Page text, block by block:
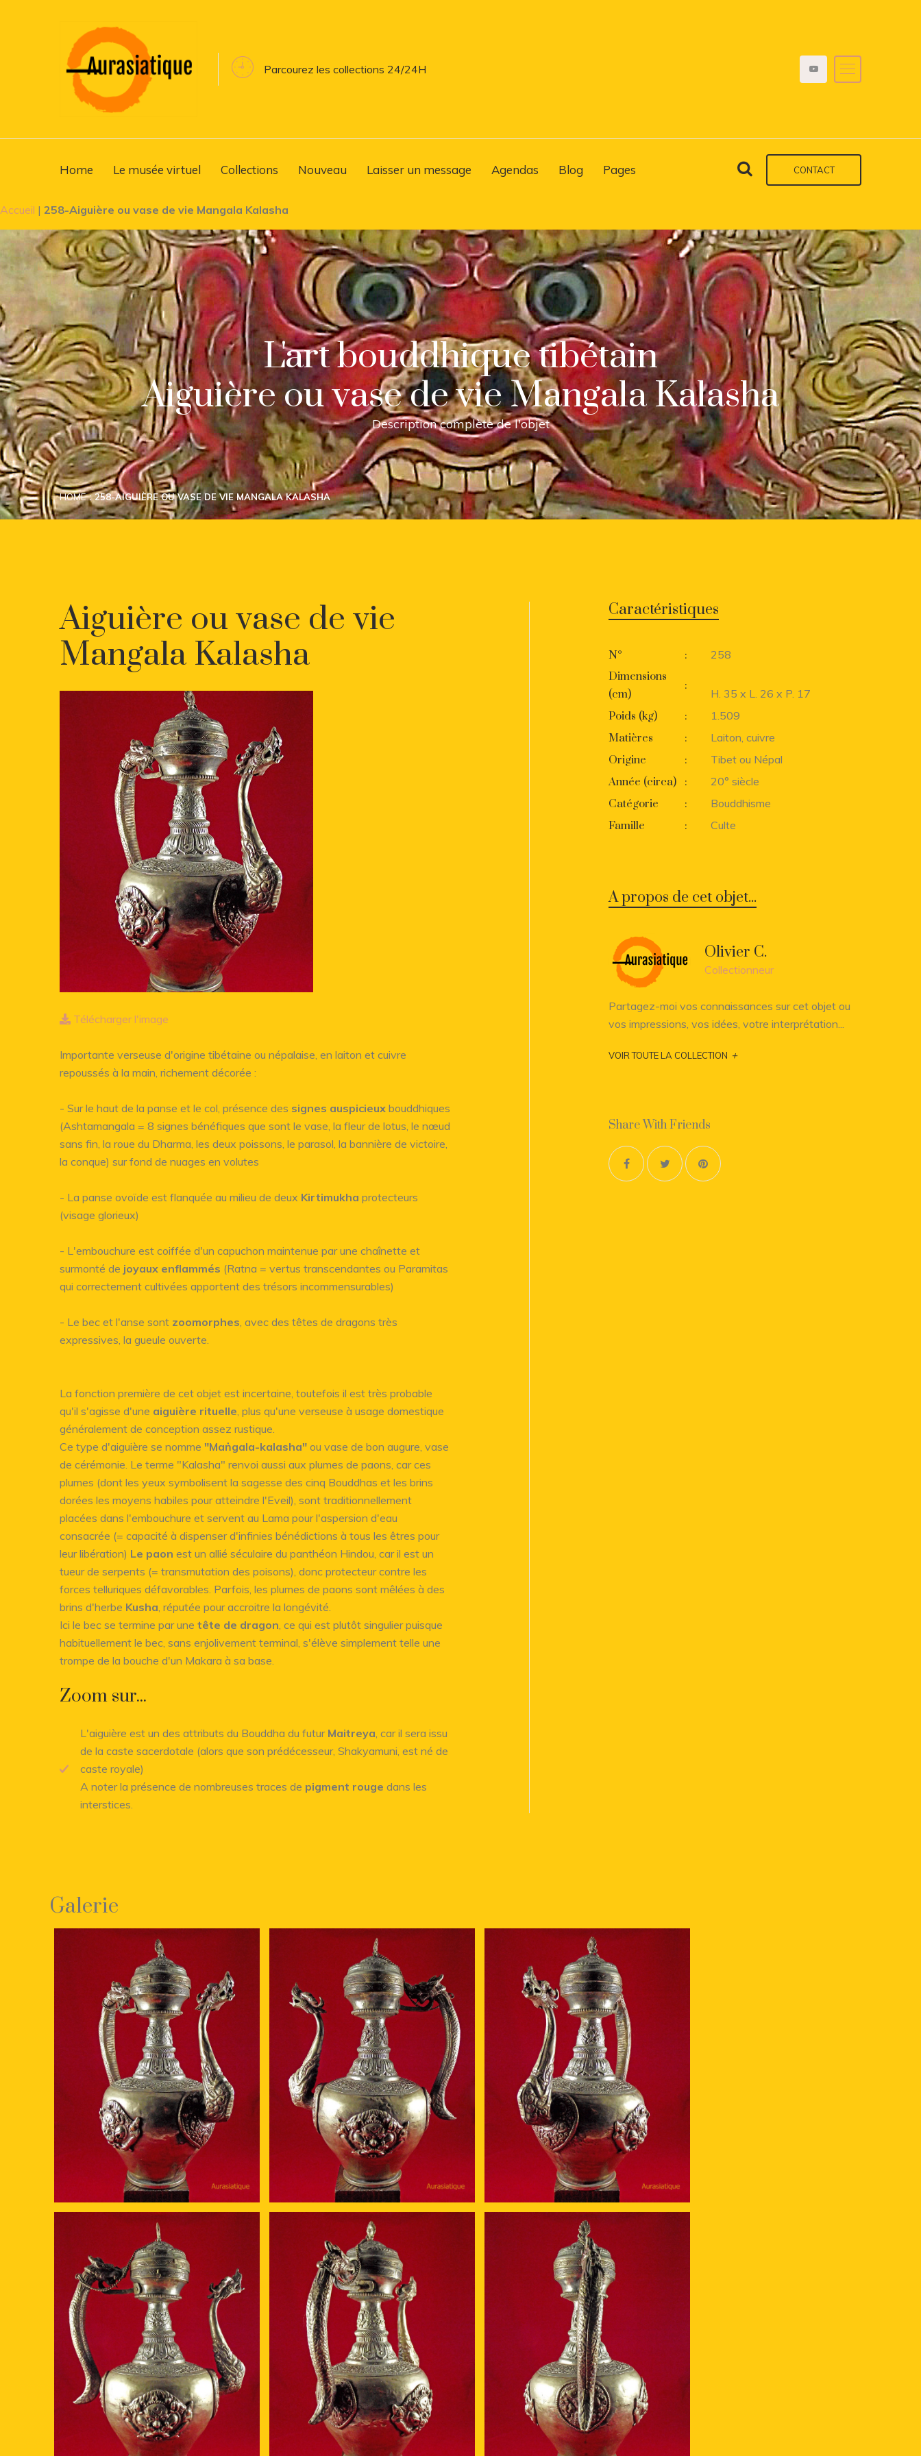
Parcourez les collections 24/24H
Home Le musée virtuel Collections Nouveau Laisser un message Agendas Blog Pages CONTACT
Accueil | 258-Aiguière ou vase de vie Mangala Kalasha
L'art bouddhique tibétain
Aiguière ou vase de vie Mangala Kalasha
Description complète de l'objet
HOME 258-AIGUIÈRE OU VASE DE VIE MANGALA KALASHA
Aiguière ou vase de vie
Mangala Kalasha
Télécharger l'image
Importante verseuse d'origine tibétaine ou népalaise, en laiton et cuivre
repoussés à la main, richement décorée :
- Sur le haut de la panse et le col, présence des signes auspicieux bouddhiques
(Ashtamangala = 8 signes bénéfiques que sont le vase, la fleur de lotus, le nœud
sans fin, la roue du Dharma, les deux poissons, le parasol, la bannière de victoire,
la conque) sur fond de nuages en volutes
- La panse ovoïde est flanquée au milieu de deux Kirtimukha protecteurs
(visage glorieux)
- L'embouchure est coiffée d'un capuchon maintenue par une chaînette et
surmonté de joyaux enflammés (Ratna = vertus transcendantes ou Paramitas
qui correctement cultivées apportent des trésors incommensurables)
- Le bec et l'anse sont zoomorphes , avec des têtes de dragons très
expressives, la gueule ouverte.
La fonction première de cet objet est incertaine, toutefois il est très probable
qu'il s'agisse d'une aiguière rituelle , plus qu'une verseuse à usage domestique
généralement de conception assez rustique.
Ce type d'aiguière se nomme "Maṅgala-kalasha" ou vase de bon augure, vase
de cérémonie. Le terme "Kalasha" renvoi aussi aux plumes de paons, car ces
plumes (dont les yeux symbolisent la sagesse des cinq Bouddhas et les brins
dorées les moyens habiles pour atteindre l'Eveil), sont traditionnellement
placées dans l'embouchure et servent au Lama pour l'aspersion d'eau
consacrée (= capacité à dispenser d'infinies bénédictions à tous les êtres pour
leur libération) Le paon est un allié séculaire du panthéon Hindou, car il est un
tueur de serpents (= transmutation des poisons), donc protecteur contre les
forces telluriques défavorables. Parfois, les plumes de paons sont mêlées à des
brins d'herbe Kusha , réputée pour accroitre la longévité.
Ici le bec se termine par une tête de dragon , ce qui est plutôt singulier puisque
habituellement le bec, sans enjolivement terminal, s'élève simplement telle une
trompe de la bouche d'un Makara à sa base.
Zoom sur...
L'aiguière est un des attributs du Bouddha du futur Maitreya , car il sera issu
de la caste sacerdotale (alors que son prédécesseur, Shakyamuni, est né de
caste royale)
A noter la présence de nombreuses traces de pigment rouge dans les
interstices.
Caractéristiques
N° :
258
Dimensions
(cm)
:
H. 35 x L. 26 x P. 17
Poids (kg)
:
1.509
Matières
:
Laiton, cuivre
Origine
:
Tibet ou Népal
Année (circa)
:
20° siècle
Catégorie
:
Bouddhisme
Famille
: Culte
A propos de cet objet...
Olivier C.
Collectionneur
Partagez-moi vos connaissances sur cet objet ou
vos impressions, vos idées, votre interprétation...
VOIR TOUTE LA COLLECTION +
Share With Friends
Galerie